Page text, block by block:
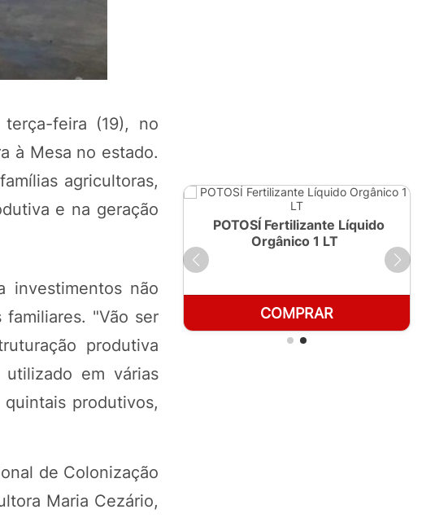
feira (19), no
à Mesa no estado.
agricultoras,
e na geração
investimentos não
"Vão ser
produtiva
em várias
produtivos,
de Colonização
Maria Cezário,
Fertilizante Líquido
COMPRAR
POTOSÍ Fertilizante Líquido
Orgânico 1 LT
COMPRAR